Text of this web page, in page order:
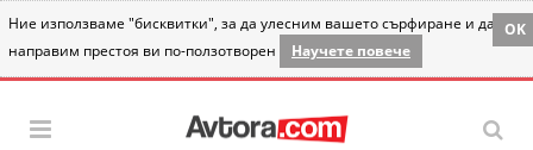
Ние използваме "бисквитки", за да улесним вашето сърфиране и да
направим престоя ви по-ползотворен
Научете повече
OK